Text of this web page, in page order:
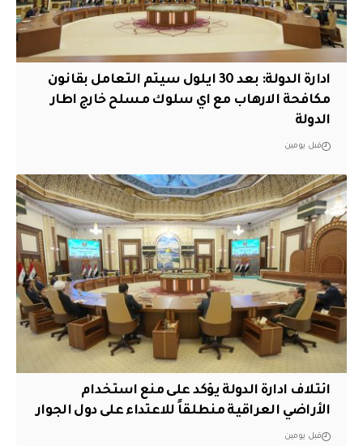
ادارة الدولة: بعد 30 ايلول سيتم التعامل بقانون
مكافحة الارهاب مع اي سلوك مسلح خارج اطار
الدولة
قبل يومين
ائتلاف ادارة الدولة يؤكد على منع استخدام
الأراضي العراقية منطلقاً للاعتداء على دول الجوار
قبل يومين